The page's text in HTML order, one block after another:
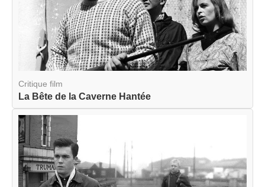
Critique film
La Bête de la Caverne Hantée